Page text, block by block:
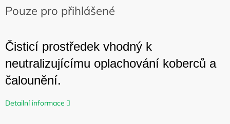
Pouze pro přihlášené
Čisticí prostředek vhodný k
neutralizujícímu oplachování koberců a
čalounění.
Detailní informace